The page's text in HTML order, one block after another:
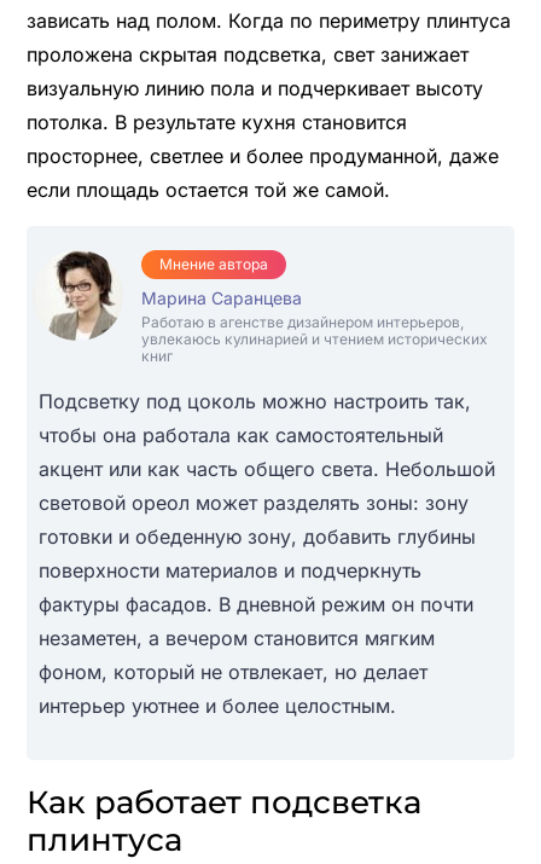
зависать над полом. Когда по периметру плинтуса
проложена скрытая подсветка, свет занижает
визуальную линию пола и подчеркивает высоту
потолка. В результате кухня становится
просторнее, светлее и более продуманной, даже
если площадь остается той же самой.
Мнение автора
Марина Саранцева
Работаю в агенстве дизайнером интерьеров,
увлекаюсь кулинарией и чтением исторических
книг
Подсветку под цоколь можно настроить так,
чтобы она работала как самостоятельный
акцент или как часть общего света. Небольшой
световой ореол может разделять зоны: зону
готовки и обеденную зону, добавить глубины
поверхности материалов и подчеркнуть
фактуры фасадов. В дневной режим он почти
незаметен, а вечером становится мягким
фоном, который не отвлекает, но делает
интерьер уютнее и более целостным.
Как работает подсветка
плинтуса